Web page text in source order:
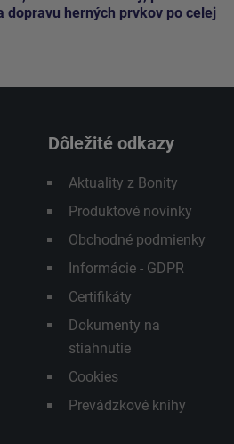
dopravu herných prvkov po celej
Dôležité odkazy
Aktuality z Bonity
Produktové novinky
Obchodné podmienky
Informácie - GDPR
Certifikáty
Dokumenty na
stiahnutie
Cookies
Prevádzkové knihy